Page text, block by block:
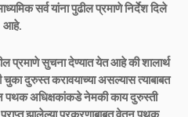
सर्व यांना पुढील प्रमाणे निर्देश दिले
आहे.
प्रमाणे सुचना देण्यात येत आहे की शालार्थ
चुका दुरुस्त करावयाच्या असल्यास त्याबाबत
पथक अधिक्षकांकडे नेमकी काय दुरुस्ती